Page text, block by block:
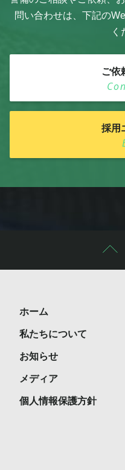
問い合わせは、 下記の
く
ご依
採用
ホーム
私たちについて
お知らせ
メディア
個人情報保護方針